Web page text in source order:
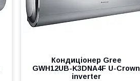
Кондиціонер Gree
GWH12UB-K3DNA4F U-Crown
inverter